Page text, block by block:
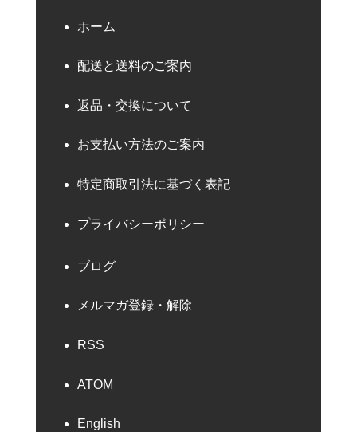
ホーム
配送と送料のご案内
返品・交換について
お支払い方法のご案内
特定商取引法に基づく表記
プライバシーポリシー
ブログ
メルマガ登録・解除
RSS
ATOM
English